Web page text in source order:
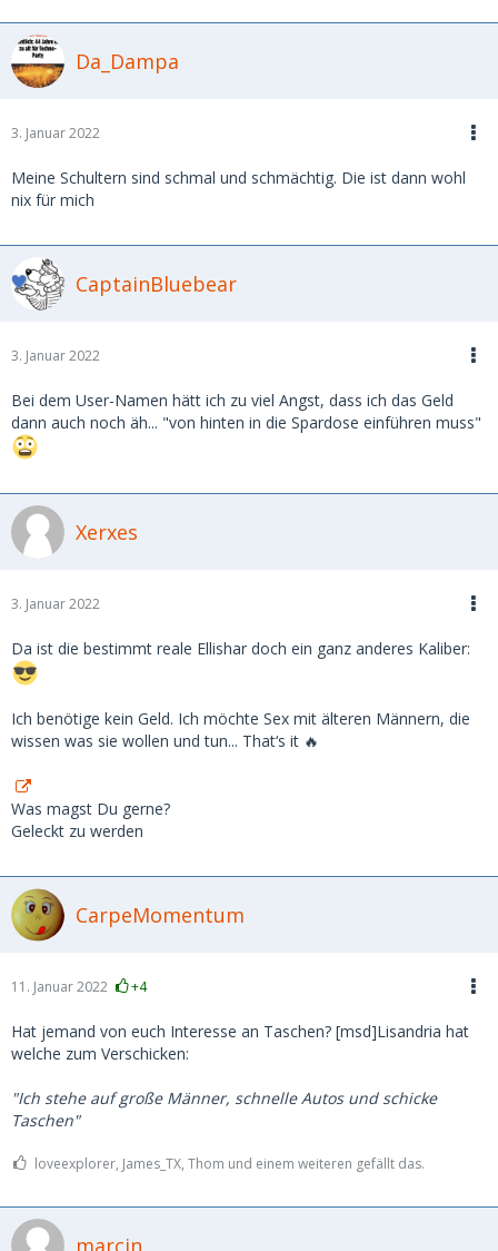
Da_Dampa
3. Januar 2022
Meine Schultern sind schmal und schmächtig. Die ist dann wohl
nix für mich
CaptainBluebear
3. Januar 2022
Bei dem User-Namen hätt ich zu viel Angst, dass ich das Geld
dann auch noch äh... "von hinten in die Spardose einführen muss"
Xerxes
3. Januar 2022
Da ist die bestimmt reale Ellishar doch ein ganz anderes Kaliber:
Ich benötige kein Geld. Ich möchte Sex mit älteren Männern, die
wissen was sie wollen und tun... That‘s it 🔥
Was magst Du gerne?
Geleckt zu werden
CarpeMomentum
11. Januar 2022 +4
Hat jemand von euch Interesse an Taschen? [msd]Lisandria hat
welche zum Verschicken:
"Ich stehe auf große Männer, schnelle Autos und schicke
Taschen"
loveexplorer, James_TX, Thom und einem weiteren gefällt das.
marcin